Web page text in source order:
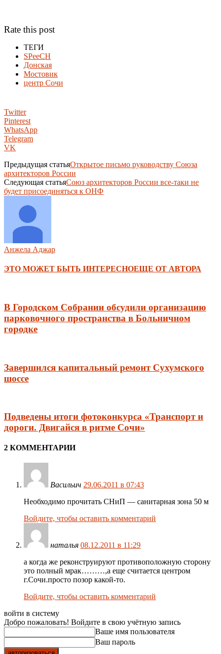
Rate this post
ТЕГИ
SPeeCH
Донская
Мостовик
центр Сочи
Twitter
Pinterest
WhatsApp
Telegram
VK
Предыдущая статьяОткрытое письмо руководству Союза
архитекторов России
Следующая статьяСоюз архитекторов России все-таки не
будет присоединяться к ОНФ
Анжела Аджар
ЭТО МОЖЕТ БЫТЬ ИНТЕРЕСНОЕЩЕ ОТ АВТОРА
В Городском Собрании обсудили организацию
парковочного пространства в Больничном
городке
Завершился капитальный ремонт Сухумского
шоссе
Подведены итоги фотоконкурса «Транспорт и
дороги. Двигайся в ритме Сочи»
2 КОММЕНТАРИИ
Васильич 29.06.2011 в 07:43
Необходимо прочитать СНиП — санитарная зона 50 м
Войдите, чтобы оставить комментарий
наталья 08.12.2011 в 11:29
а когда же реконструируют противоположную сторону
это полный мрак………,а еще считается центром
г.Сочи.просто позор какой-то.
Войдите, чтобы оставить комментарий
войти в систему
Добро пожаловать! Войдите в свою учётную запись
Ваше имя пользователя
Ваш пароль